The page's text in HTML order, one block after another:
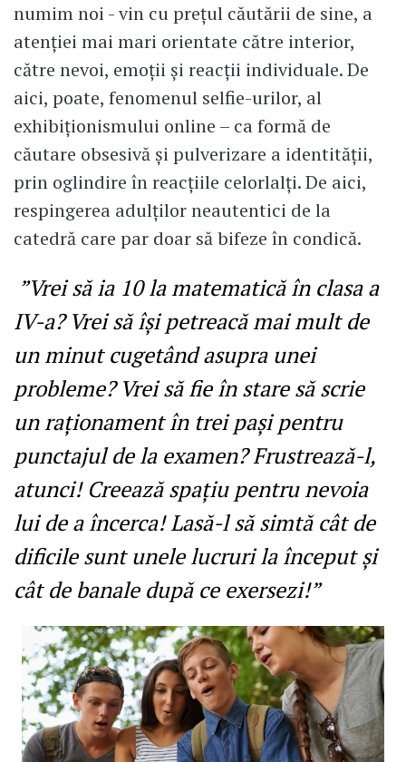
numim noi - vin cu prețul căutării de sine, a
atenției mai mari orientate către interior,
către nevoi, emoții și reacții individuale. De
aici, poate, fenomenul selfie-urilor, al
exhibiționismului online – ca formă de
căutare obsesivă și pulverizare a identității,
prin oglindire în reacțiile celorlalți. De aici,
respingerea adulților neautentici de la
catedră care par doar să bifeze în condică.
”Vrei să ia 10 la matematică în clasa a
IV-a? Vrei să își petreacă mai mult de
un minut cugetând asupra unei
probleme? Vrei să fie în stare să scrie
un raționament în trei pași pentru
punctajul de la examen? Frustrează-l,
atunci! Creează spațiu pentru nevoia
lui de a încerca! Lasă-l să simtă cât de
dificile sunt unele lucruri la început și
cât de banale după ce exersezi!”